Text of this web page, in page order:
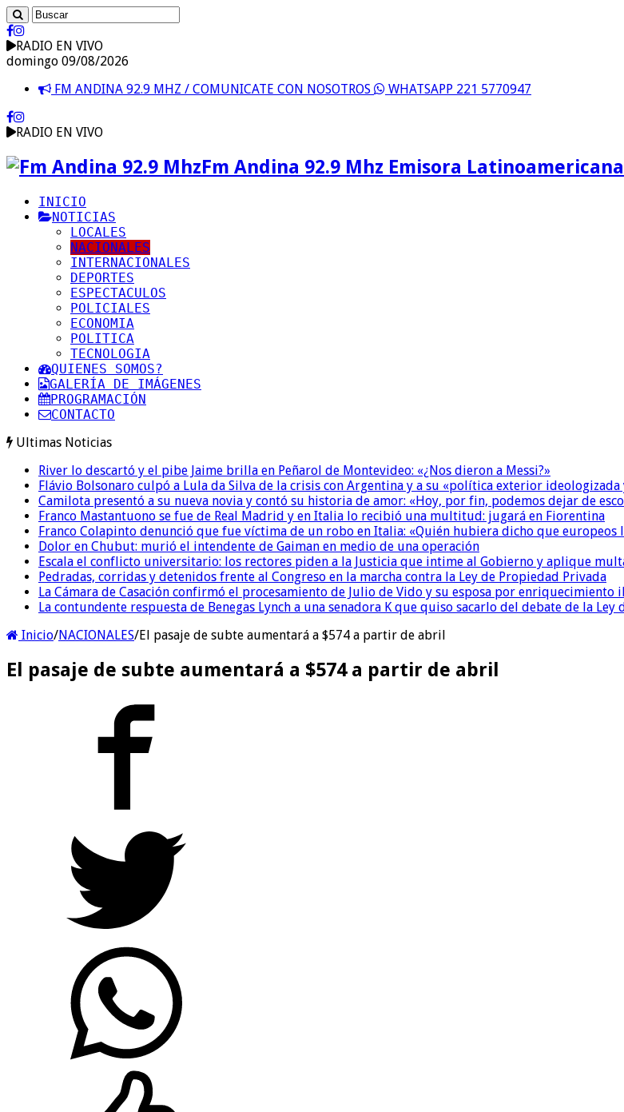
RADIO EN VIVO
domingo 09/08/2026
FM ANDINA 92.9 MHZ / COMUNICATE CON NOSOTROS
WHATSAPP 221 5770947
RADIO EN VIVO
Fm Andina 92.9 Mhz Emisora Latinoamericana
INICIO
NOTICIAS
LOCALES
NACIONALES
INTERNACIONALES
DEPORTES
ESPECTACULOS
POLICIALES
ECONOMIA
POLITICA
TECNOLOGIA
QUIENES SOMOS?
GALERÍA DE IMÁGENES
PROGRAMACIÓN
CONTACTO
Ultimas Noticias
River lo descartó y el pibe Jaime brilla en Peñarol de Montevideo: «¿Nos dieron a Messi?»
Flávio Bolsonaro culpó a Lula da Silva de la crisis con Argentina y a su «política exterior
Camilota presentó a su nueva novia y contó su historia de amor: «Hoy, por fin, podemos dejar de
Franco Mastantuono se fue de Real Madrid y en Italia lo recibió una multitud: jugará en Fiorentina
Franco Colapinto denunció que fue víctima de un robo en Italia: «Quién hubiera dicho que europeos
Dolor en Chubut: murió el intendente de Gaiman en medio de una operación
Escala el conflicto universitario: los rectores piden a la Justicia que intime al Gobierno y aplique
Pedradas, corridas y detenidos frente al Congreso en la marcha contra la Ley de Propiedad Privada
La Cámara de Casación confirmó el procesamiento de Julio de Vido y su esposa por enriquecimiento
La contundente respuesta de Benegas Lynch a una senadora K que quiso sacarlo del debate de la
Inicio/NACIONALES/El pasaje de subte aumentará a $574 a partir de abril
El pasaje de subte aumentará a $574 a partir de abril